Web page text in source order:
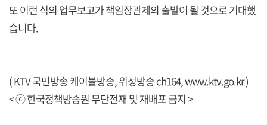
또 이런 식의 업무보고가 책임장관제의 출발이 될 것으로 기대했
습니다.
( KTV 국민방송 케이블방송, 위성방송 ch164,www.ktv.go.kr)
< ⓒ 한국정책방송원 무단전재 및 재배포 금지 >